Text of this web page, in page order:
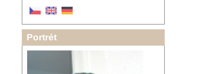
Portrét